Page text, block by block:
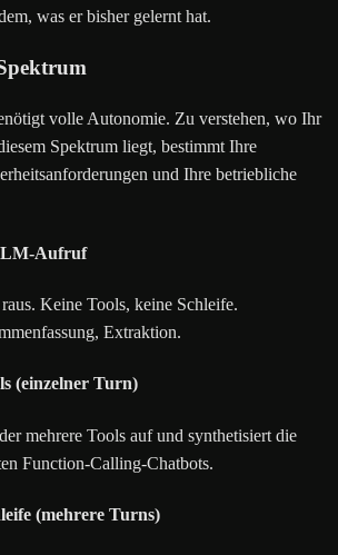
was er bisher gelernt hat.
volle Autonomie. Zu verstehen, wo Ihr
Spektrum liegt, bestimmt Ihre
und Ihre betriebliche
Aufruf
Keine Tools, keine Schleife.
Extraktion.
(einzelner Turn)
mehrere Tools auf und synthetisiert die
Function-Calling-Chatbots.
(mehrere Turns)